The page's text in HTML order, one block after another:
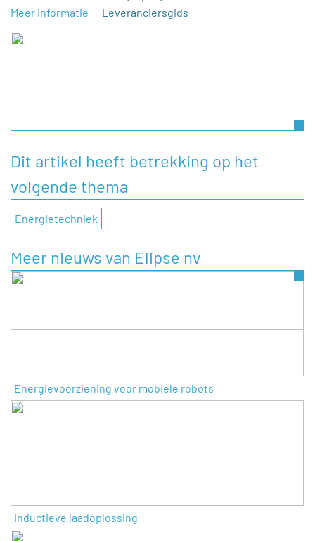
Meer informatie
Leveranciersgids
Dit artikel heeft betrekking op het
volgende thema
Energietechniek
Meer nieuws van Elipse nv
Energievoorziening voor mobiele robots
Inductieve laadoplossing